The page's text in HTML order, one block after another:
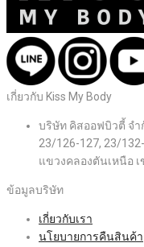
เกี่ยวกับ Kiss My Body
บริษัท คิสออฟบิวตี้ จำ
23/126-127, 23/
แขวงคลองตันเหนือ
ข้อมูลบริษัท
เกี่ยวกับเรา
นโยบายการคืนสินค้า